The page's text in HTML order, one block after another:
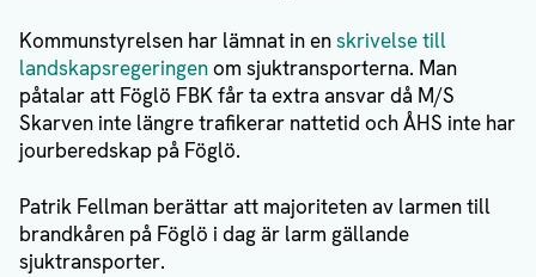
Kommunstyrelsen har lämnat in enskrivelse till
landskapsregeringenom sjuktransporterna. Man
påtalar att Föglö FBK får ta extra ansvar då M/S
Skarven inte längre trafikerar nattetid och ÅHS inte har
jourberedskap på Föglö.
Patrik Fellman berättar att majoriteten av larmen till
brandkåren på Föglö i dag är larm gällande
sjuktransporter.